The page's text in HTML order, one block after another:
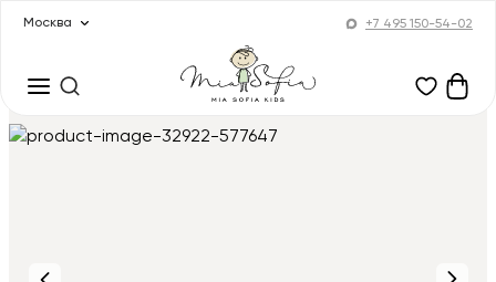
Москва +7 495 150-54-02